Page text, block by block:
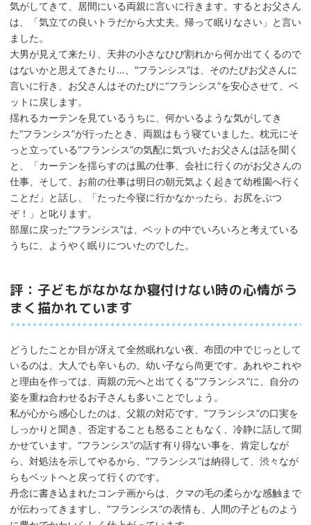
気がしてきて、居間にいる両親に言いに行きます。するとお父さん
は、「気立ての良いトラだから大丈夫。帰って眠りなさい」と言い
ました。
大男が見えて来たり、天井の小さなひび割れから何か出てくるので
はないかと思えてきたり…、“フランシス”は、そのたびお父さんに
言いに行き、お父さんはそのたびに“フランシス”を安心させて、ベ
ットに戻します。
揺れるカーテンを見ているうちに、何かいるような気がしてき
た“フランシス”が行ったとき、両親はもう寝ていました。枕元にそ
っと立っている“フランシス”の気配に気づいたお父さんは話を聞く
と、「カーテンを揺らすのは風の仕事、会社に行くのがお父さんの
仕事、そして、お前の仕事は明日の朝元気よく起きて幼稚園へ行く
ことだ」と話し、「たった今寝に行かなかったら、お尻をぶつ
ぞ！」と叱ります。
部屋に戻った“フランシス”は、ベットの中でいろいろと考えている
うちに、ようやく眠りについたのでした。
評：子どもがなかなか寝付けない時の心情がう
まく描かれています
どうしたことか目が冴えて全然眠れない夜、布団の中でじっとして
いるのは、大人でも辛いもの。幼い子なら尚更です。あれやこれや
と理由を作っては、両親の元へと出てくる“フランシス”に、自分の
姿を重ね合わせるお子さんも多いことでしょう。
私が心から感心したのは、父親の対応です。“フランシス”の口実を
しっかりと聞き、否定することも怒ることもなく、冷静に話して聞
かせています。“フランシス”の話す有り得ない事を、肯定しなが
ら、対処法を示してやるから、“フランシス”は納得して、渋々なが
らもベットヘと戻って行くのです。
丹念に書き込まれたコンテ画からは、クマの毛の柔らかな感触まで
が伝わってきますし、“フランシス”の表情も、人間の子どものよう